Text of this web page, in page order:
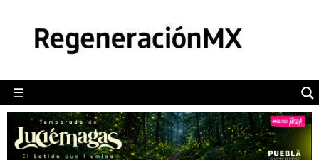
☰
POLÍTICA
CAMALEÓN
OPINIÓN